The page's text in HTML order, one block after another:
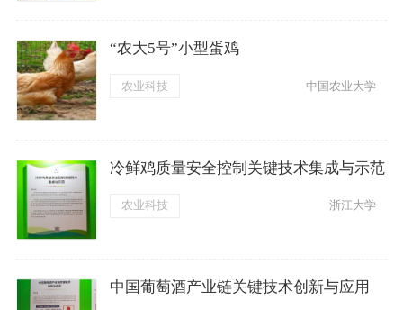
“农大5号”小型蛋鸡
农业科技 中国农业大学
冷鲜鸡质量安全控制关键技术集成与示范
农业科技 浙江大学
中国葡萄酒产业链关键技术创新与应用